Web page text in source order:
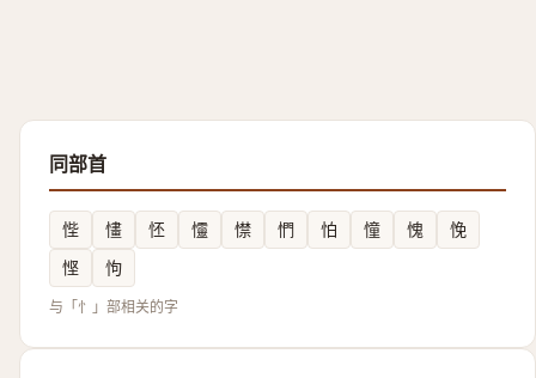
同部首
悂 㦎 怌 㦭 㦗 㥃 怕 憧 愧
悗
悭
怐
与「忄」部相关的字